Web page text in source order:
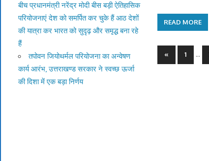
READ MORE
Posts
« Previous
Posts
1 …
बीच प्रधानमंत्री नरेंद्र मोदी बीस बड़ी ऐतिहासिक
परियोजनाएं देश को समर्पित कर चुके हैं आठ देशों
की यात्रा कर भारत को सुदृढ़ और समृद्ध बना रहे
हैं
तपोवन जियोथर्मल परियोजना का अन्वेषण
कार्य आरंभ, उत्तराखण्ड सरकार ने स्वच्छ ऊर्जा
की दिशा में एक बड़ा निर्णय